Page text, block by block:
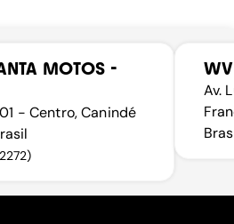
MOTOS -
- Centro, Canindé
)
Av.